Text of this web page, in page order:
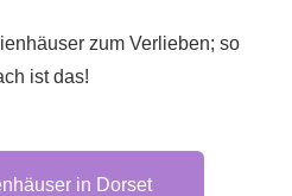
zum Verlieben; so
ist das!
in Dorset